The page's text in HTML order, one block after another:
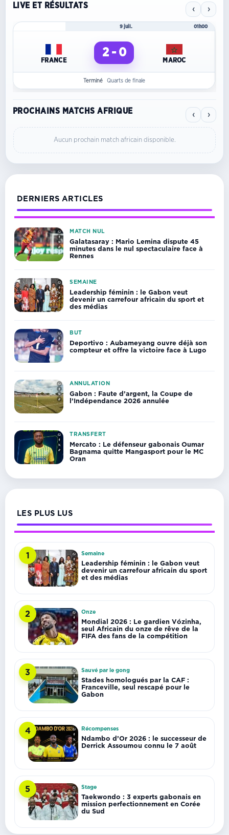
LIVE ET RÉSULTATS ‹ ›
9 juil. 01h00
FRANCE
2 - 0
MAROC
Terminé Quarts de finale
PROCHAINS MATCHS AFRIQUE ‹ ›
Aucun prochain match africain disponible.
DERNIERS ARTICLES
MATCH NUL
Galatasaray : Mario Lemina dispute 45
minutes dans le nul spectaculaire face à
Rennes
SEMAINE
Leadership féminin : le Gabon veut
devenir un carrefour africain du sport et
des médias
BUT
Deportivo : Aubameyang ouvre déjà son
compteur et offre la victoire face à Lugo
ANNULATION
Gabon : Faute d’argent, la Coupe de
l’Indépendance 2026 annulée
TRANSFERT
Mercato : Le défenseur gabonais Oumar
Bagnama quitte Mangasport pour le MC
Oran
LES PLUS LUS
1 Semaine
Leadership féminin : le Gabon veut
devenir un carrefour africain du sport
et des médias
2 Onze
Mondial 2026 : Le gardien Vózinha,
seul Africain du onze de rêve de la
FIFA des fans de la compétition
3 Sauvé par le gong
Stades homologués par la CAF :
Franceville, seul rescapé pour le
Gabon
4 Récompenses
Ndambo d’Or 2026 : le successeur de
Derrick Assoumou connu le 7 août
5 Stage
Taekwondo : 3 experts gabonais en
mission perfectionnement en Corée
du Sud